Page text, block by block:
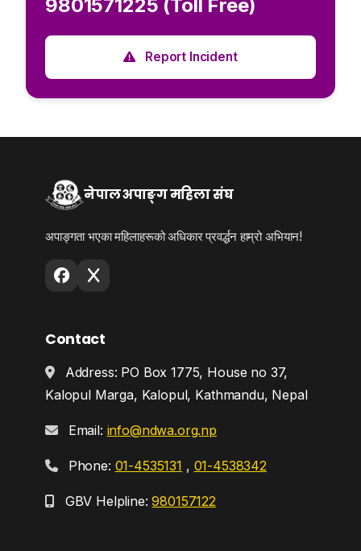
9801571225 (Toll Free)
Report Incident
नेपाल अपाङ्ग महिला संघ
अपाङ्गता भएका महिलाहरूको अधिकार प्रवर्द्धन हाम्रो अभियान!
Contact
Address: PO Box 1775, House no 37,
Kalopul Marga, Kalopul, Kathmandu, Nepal
Email: info@ndwa.org.np
Phone: 01-4535131 , 01-4538342
GBV Helpline:980157122